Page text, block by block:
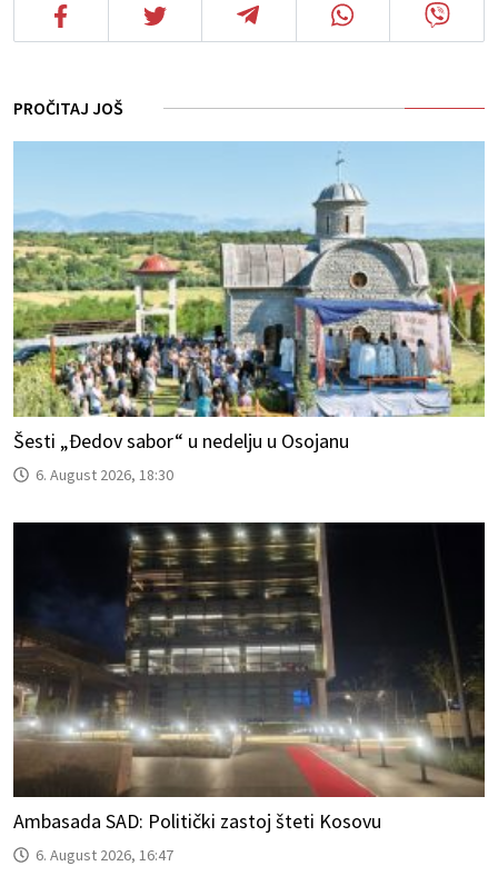
PROČITAJ JOŠ
Šesti „Đedov sabor“ u nedelju u Osojanu
6. August 2026, 18:30
Ambasada SAD: Politički zastoj šteti Kosovu
6. August 2026, 16:47